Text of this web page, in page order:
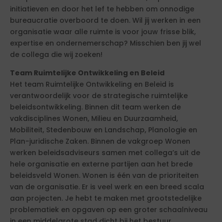
initiatieven en door het lef te hebben om onnodige
bureaucratie overboord te doen. Wil jij werken in een
organisatie waar alle ruimte is voor jouw frisse blik,
expertise en ondernemerschap? Misschien ben jij wel
de collega die wij zoeken!
Team Ruimtelijke Ontwikkeling en Beleid
Het team Ruimtelijke Ontwikkeling en Beleid is
verantwoordelijk voor de strategische ruimtelijke
beleidsontwikkeling. Binnen dit team werken de
vakdisciplines Wonen, Milieu en Duurzaamheid,
Mobiliteit, Stedenbouw en Landschap, Planologie en
Plan-juridische Zaken. Binnen de vakgroep Wonen
werken beleidsadviseurs samen met collega’s uit de
hele organisatie en externe partijen aan het brede
beleidsveld Wonen. Wonen is één van de prioriteiten
van de organisatie. Er is veel werk en een breed scala
aan projecten. Je hebt te maken met grootstedelijke
problematiek en opgaven op een groter schaalniveau